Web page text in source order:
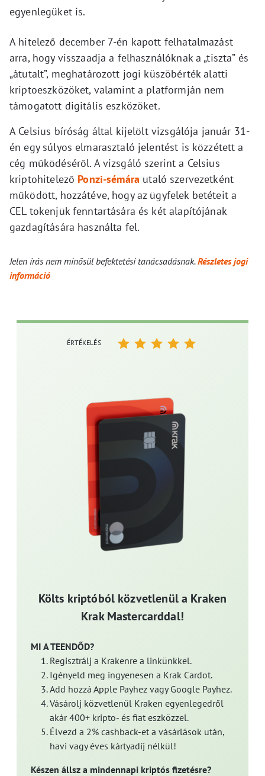
egyenlegüket is.
A hitelező december 7-én kapott felhatalmazást
arra, hogy visszaadja a felhasználóknak a „tiszta” és
„átutalt”, meghatározott jogi küszöbérték alatti
kriptoeszközöket, valamint a platformján nem
támogatott digitális eszközöket.
A Celsius bíróság által kijelölt vizsgálója január 31-
én egy súlyos elmarasztaló jelentést is közzétett a
cég működéséről. A vizsgáló szerint a Celsius
kriptohitelező Ponzi-sémára utaló szervezetként
működött, hozzátéve, hogy az ügyfelek betéteit a
CEL tokenjük fenntartására és két alapítójának
gazdagítására használta fel.
Jelen írás nem minősül befektetési tanácsadásnak.Részletes jogi
információ
Költs kriptóból közvetlenül a Kraken
Krak Mastercarddal!
MI A TEENDŐD?
Regisztrálj a Krakenre a linkünkkel.
Igényeld meg ingyenesen a Krak Cardot.
Add hozzá Apple Payhez vagy Google Payhez.
Vásárolj közvetlenül Kraken egyenlegedről
akár 400+ kripto- és fiat eszközzel.
Élvezd a 2% cashback-et a vásárlások után,
havi vagy éves kártyadíj nélkül!
Készen állsz a mindennapi kriptós fizetésre?
ÉRTÉKELÉS